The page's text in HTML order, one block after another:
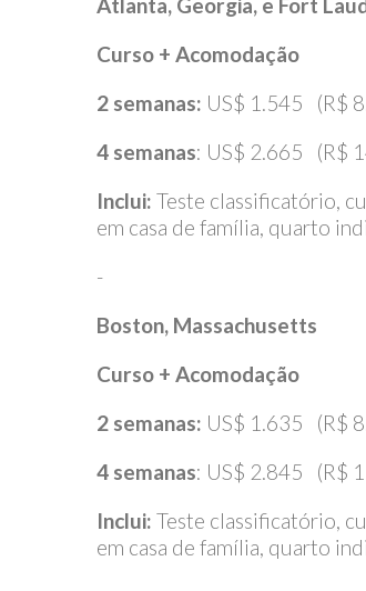
Curso + Acomodação
2 semanas: US$ 1.545 (R$
4 semanas: US$ 2.665 (R$
Inclui: Teste classificatório,
em casa de família, quarto
-
Boston, Massachusetts
Curso + Acomodação
2 semanas: US$ 1.635 (R$
4 semanas: US$ 2.845 (R$
Inclui: Teste classificatório,
em casa de família, quarto